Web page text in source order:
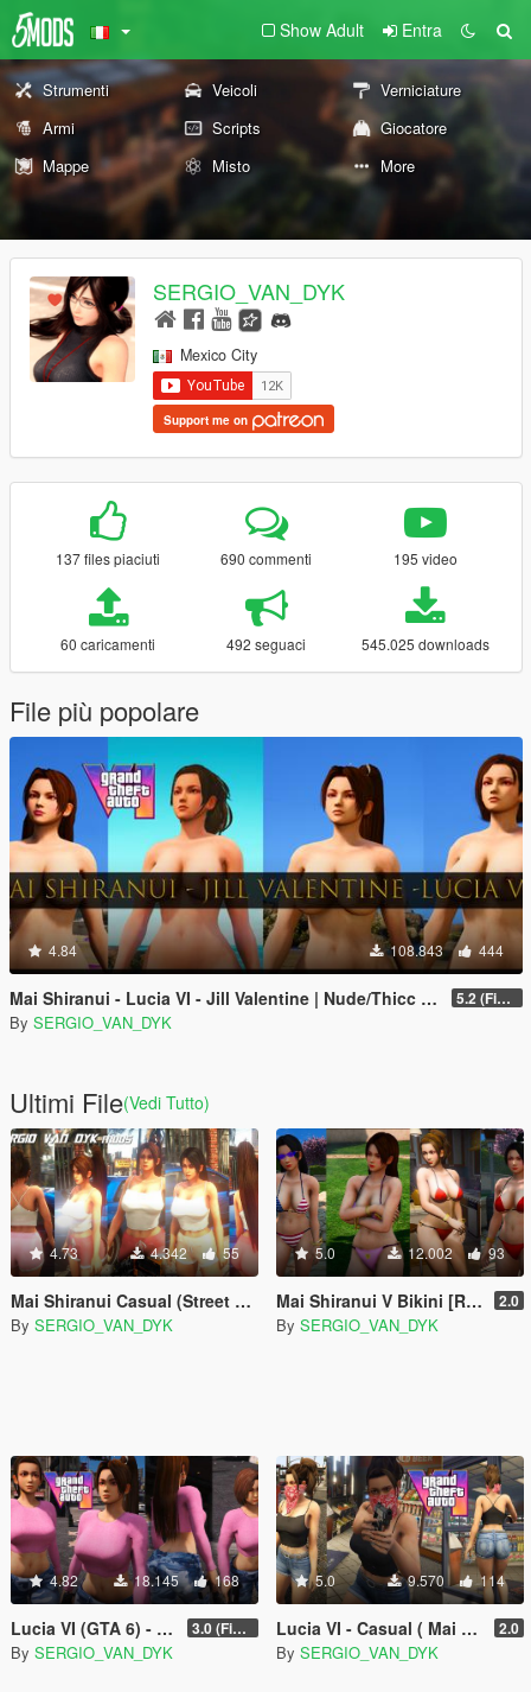
Show Adult Entra
Strumenti Veicoli
Verniciature
Armi
Scripts
Giocatore
Mappe
Misto More
SERGIO_VAN_DYK
Mexico City
Support me on
137 files piaciuti 690 commenti 195 video
60 caricamenti 492 seguaci 545.025 downloads
File più popolare
4.84 108.843 444
Mai Shiranui - Lucia VI - Jill Valentine | Nude/Thicc [Add-On Ped | Replace] Resident Evil - DOA 5.2 (Final)
By SERGIO_VAN_DYK
Ultimi File(Vedi Tutto)
4.73 4.342 55
Mai Shiranui Casual (Street Fighter 6) [Add-On Ped | Replace]
By SERGIO_VAN_DYK
5.0 12.002 93
Mai Shiranui V Bikini [Replace |Add-On Ped] 2.0
By SERGIO_VAN_DYK
4.82 18.145 168
Lucia VI (GTA 6) - Mai Shiranui [Add-On Ped | Replace] 3.0 (Final)
By SERGIO_VAN_DYK
5.0 9.570 114
Lucia VI - Casual ( Mai Shiranui - Jill Valentine ) [Add-On Ped | Replace] 2.0
By SERGIO_VAN_DYK